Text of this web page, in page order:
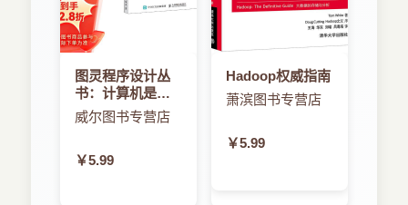
图灵程序设计丛
书：计算机是怎
样跑起来的
威尔图书专营店
￥5.99
Hadoop权威指南
萧滨图书专营店
￥5.99